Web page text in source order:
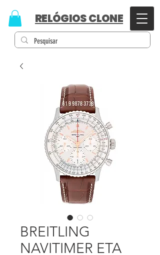
RELÓGIOS CLONE
BREITLING
NAVITIMER ETA